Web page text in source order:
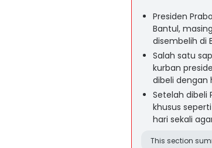
Presiden
Bantul,
disembelih di
Salah satu
kurban
dibeli dengan
Setelah dibeli
khusus
hari sekali
This section